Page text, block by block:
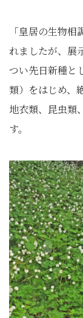
「皇居の生物
れましたが、展
つい先日新種と
類）をはじめ、
地衣類、昆虫類
す。